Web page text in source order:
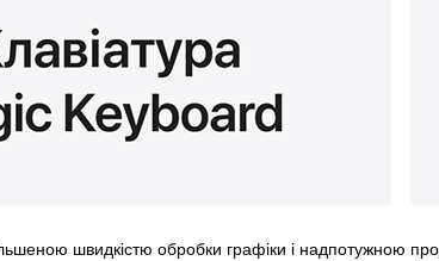
швидкістю обробки графіки і надпотужною